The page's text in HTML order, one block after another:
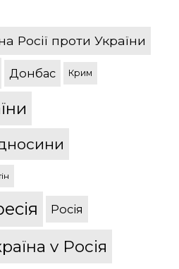
Росії проти України
Донбас Крим
Росія
v Росія